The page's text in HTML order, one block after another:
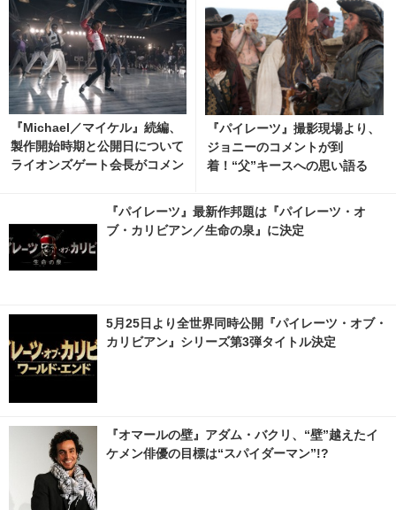
『Michael／マイケル』続編、
製作開始時期と公開日について
ライオンズゲート会長がコメン
『パイレーツ』撮影現場より、
ジョニーのコメントが到
着！“父”キースへの思い語る
『パイレーツ』最新作邦題は『パイレーツ・オ
ブ・カリビアン／生命の泉』に決定
5月25日より全世界同時公開『パイレーツ・オブ・
カリビアン』シリーズ第3弾タイトル決定
『オマールの壁』アダム・バクリ、“壁”越えたイ
ケメン俳優の目標は“スパイダーマン”!?